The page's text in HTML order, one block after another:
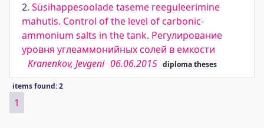
2. Süsihappesoolade taseme reeguleerimine
mahutis. Control of the level of carbonic-
ammonium salts in the tank. Регулирование
уровня углеаммонийных солей в емкости
Kranenkov, Jevgeni 06.06.2015 diploma theses
items found: 2
1